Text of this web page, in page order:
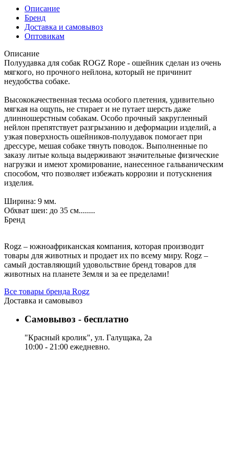
Описание
Бренд
Доставка и самовывоз
Оптовикам
Описание
Полуудавка для собак ROGZ Rope - ошейник сделан из очень
мягкого, но прочного нейлона, который не причинит
неудобства собаке.
Высококачественная тесьма особого плетения, удивительно
мягкая на ощупь, не стирает и не путает шерсть даже
длинношерстным собакам. Особо прочный закругленный
нейлон препятствует разгрызанию и деформации изделий, а
узкая поверхность ошейников-полуудавок помогает при
дрессуре, мешая собаке тянуть поводок. Выполненные по
заказу литые кольца выдерживают значительные физические
нагрузки и имеют хромирование, нанесенное гальваническим
способом, что позволяет избежать коррозии и потускнения
изделия.
Ширина: 9 мм.
Обхват шеи: до 35 см........
Бренд
Rogz – южноафриканская компания, которая производит
товары для животных и продает их по всему миру. Rogz –
самый доставляющий удовольствие бренд товаров для
животных на планете Земля и за ее пределами!
Все товары бренда Rogz
Доставка и самовывоз
Самовывоз - бесплатно
"Красный кролик", ул. Галущака, 2а
10:00 - 21:00 ежедневно.